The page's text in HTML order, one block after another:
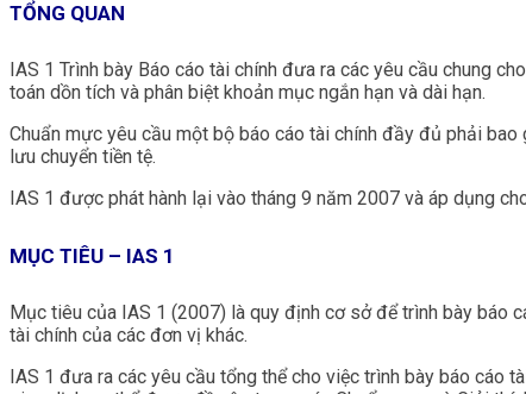
TỔNG QUAN
IAS 1 Trình bày Báo cáo tài chính đưa ra các yêu cầu chung
toán dồn tích và phân biệt khoản mục ngắn hạn và dài hạn.
Chuẩn mực yêu cầu một bộ báo cáo tài chính đầy đủ phải
lưu chuyển tiền tệ.
IAS 1 được phát hành lại vào tháng 9 năm 2007 và áp dụng
MỤC TIÊU – IAS 1
Mục tiêu của IAS 1 (2007) là quy định cơ sở để trình bày báo
tài chính của các đơn vị khác.
IAS 1 đưa ra các yêu cầu tổng thể cho việc trình bày báo cáo